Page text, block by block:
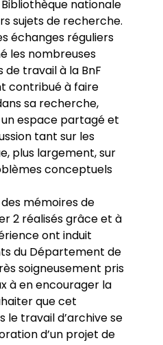
nationale
sujets de recherche.
échanges réguliers
les nombreuses
de travail à la BnF
contribué à faire
sa recherche,
espace partagé et
tant sur les
plus largement, sur
conceptuels
mémoires de
2 réalisés grâce et à
ont induit
du Département de
soigneusement pris
à en encourager la
que cet
le travail d’archive se
d’un projet de